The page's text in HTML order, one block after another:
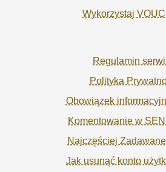
Wykorzystaj
Regulamin
Polityka
Obowiązek
Komentowanie w
Najczęściej
Jak usunąć konto